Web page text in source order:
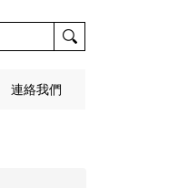
連絡我們